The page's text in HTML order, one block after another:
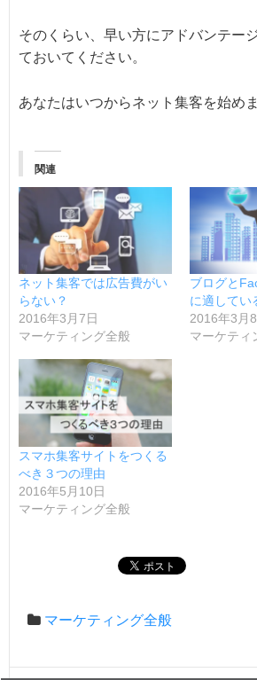
そのくらい、早い方にアドバンテー
ておいてください。
あなたはいつからネット集客を始め
関連
ネット集客では広告費がい
らない？
2016年3月7日
マーケティング全般
ブログと
に適してい
2016年3月8
マーケティ
スマホ集客サイトをつくる
べき３つの理由
2016年5月10日
マーケティング全般
マーケティング全般